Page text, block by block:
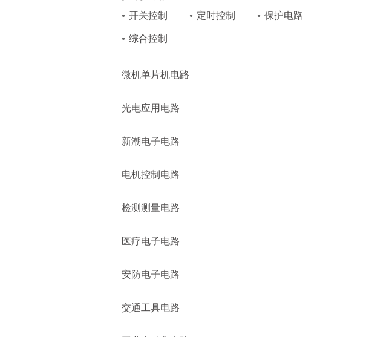
开关控制 定时控制 保护电路
综合控制
微机单片机电路
光电应用电路
新潮电子电路
电机控制电路
检测测量电路
医疗电子电路
安防电子电路
交通工具电路